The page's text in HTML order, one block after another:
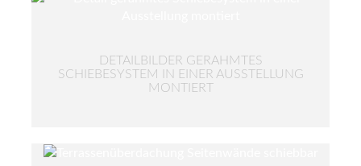
DETAILBILDER GERAHMTES
SCHIEBESYSTEM IN EINER AUSSTELLUNG
MONTIERT